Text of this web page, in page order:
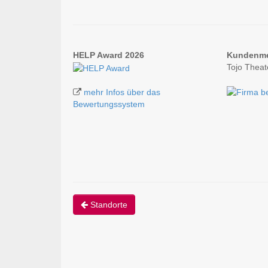
HELP Award 2026
mehr Infos über das
Bewertungssystem
Tojo
Standorte